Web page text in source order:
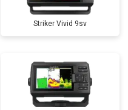
Striker Vivid 9sv